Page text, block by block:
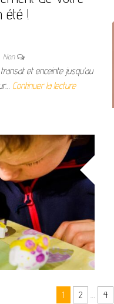
été !
Non
et enceinte jusqu’au
Continuer la lecture
1 2 … 4